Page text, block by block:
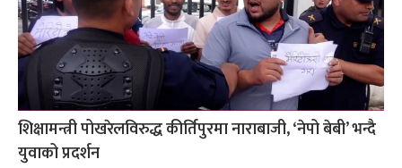
शिक्षामन्त्री पोखरेलविरुद्ध कीर्तिपुरमा नाराबाजी, ‘नेपो बेबी’ भन्दै
युवाको प्रदर्शन